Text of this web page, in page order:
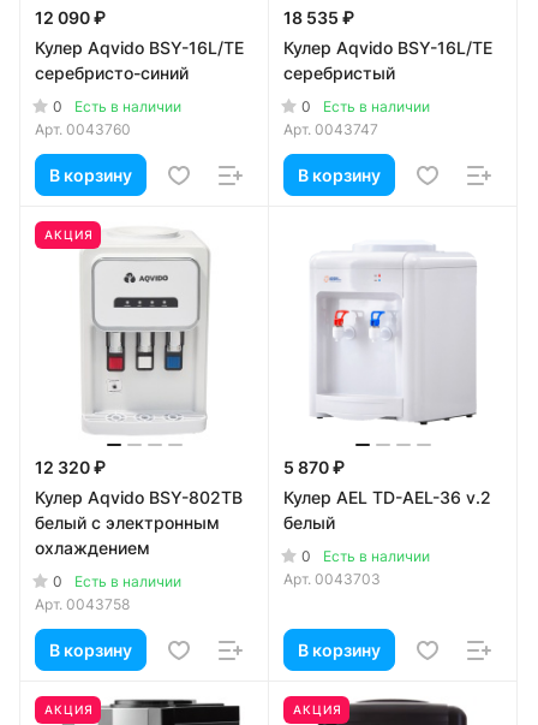
12 090 ₽
Кулер Aqvido BSY-16L/ТЕ
серебристо-синий
0
Есть в наличии
Арт. 0043760
В корзину
18 535 ₽
Кулер Aqvido BSY-16L/TE
серебристый
0
Есть в наличии
Арт. 0043747
В корзину
АКЦИЯ
12 320 ₽
Кулер Aqvido BSY-802ТВ
белый с электронным
охлаждением
0
Есть в наличии
Арт. 0043758
В корзину
5 870 ₽
Кулер AEL TD-AEL-36 v.2
белый
0
Есть в наличии
Арт. 0043703
В корзину
АКЦИЯ АКЦИЯ